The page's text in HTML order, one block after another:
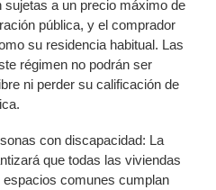
a un precio máximo de
pública, y el comprador
su residencia habitual. Las
régimen no podrán ser
ni perder su calificación de
con discapacidad: La
que todas las viviendas
comunes cumplan